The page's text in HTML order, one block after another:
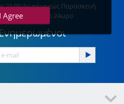
21:00 Δευτέρα εώς Παρασκευή
24 ώρες το 24ωρο
I Agree